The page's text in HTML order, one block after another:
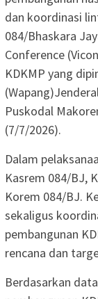
dan koordinasi
084/Bhaskara
Conference
KDKMP yang
Puskodal
(7/7/2026).
Dalam
Kasrem 084/BJ,
Korem 084/BJ.
sekaligus
pembangunan
rencana dan
Berdasarkan